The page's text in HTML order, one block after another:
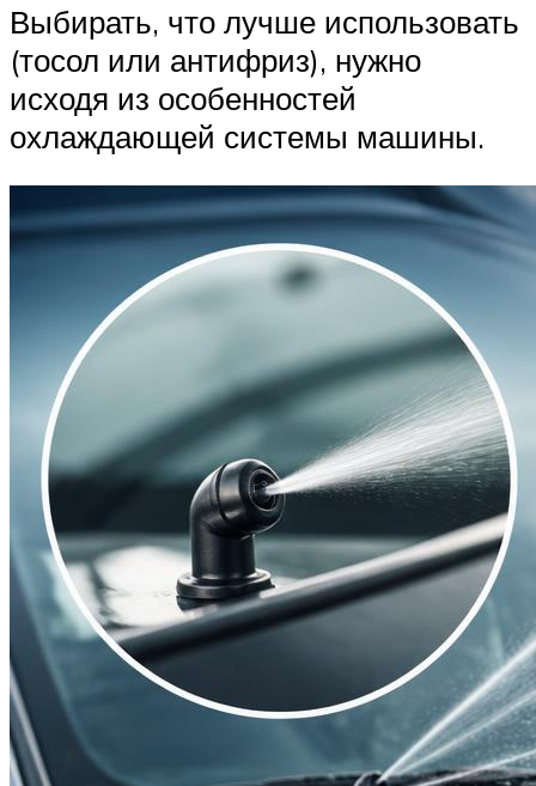
Выбирать, что лучше использовать
(тосол или антифриз), нужно
исходя из особенностей
охлаждающей системы машины.